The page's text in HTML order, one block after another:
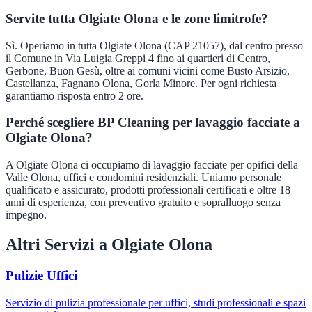
Servite tutta Olgiate Olona e le zone limitrofe?
Sì. Operiamo in tutta Olgiate Olona (CAP 21057), dal centro presso
il Comune in Via Luigia Greppi 4 fino ai quartieri di Centro,
Gerbone, Buon Gesù, oltre ai comuni vicini come Busto Arsizio,
Castellanza, Fagnano Olona, Gorla Minore. Per ogni richiesta
garantiamo risposta entro 2 ore.
Perché scegliere BP Cleaning per lavaggio facciate a
Olgiate Olona?
A Olgiate Olona ci occupiamo di lavaggio facciate per opifici della
Valle Olona, uffici e condomini residenziali. Uniamo personale
qualificato e assicurato, prodotti professionali certificati e oltre 18
anni di esperienza, con preventivo gratuito e sopralluogo senza
impegno.
Altri Servizi a Olgiate Olona
Pulizie Uffici
Servizio di pulizia professionale per uffici, studi professionali e spazi